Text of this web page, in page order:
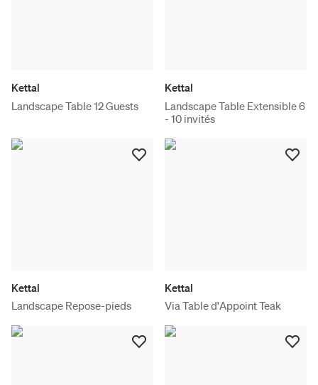
Kettal
Landscape Table 12 Guests
Kettal
Landscape Table Extensible 6
- 10 invités
Kettal
Landscape Repose-pieds
Kettal
Via Table d'Appoint Teak